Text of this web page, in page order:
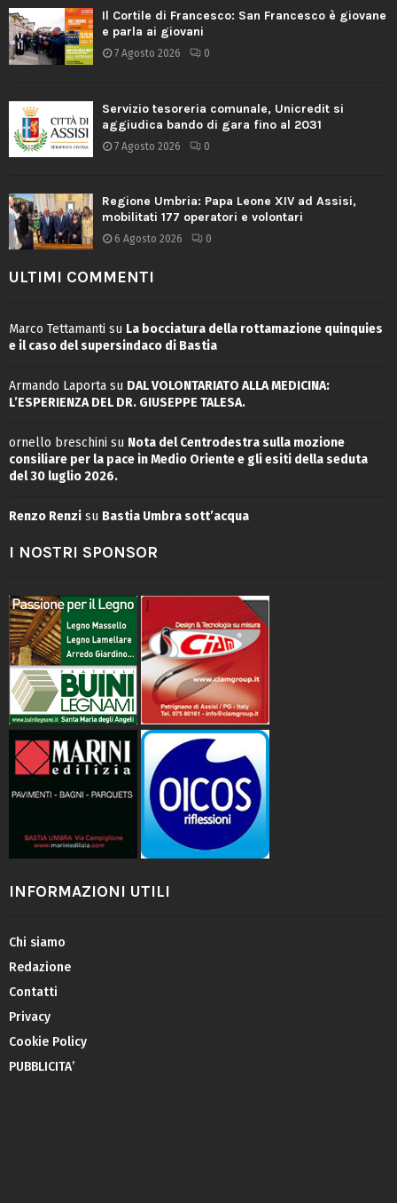
Il Cortile di Francesco: San Francesco è giovane
e parla ai giovani
7 Agosto 2026 0
Servizio tesoreria comunale, Unicredit si
aggiudica bando di gara fino al 2031
7 Agosto 2026 0
Regione Umbria: Papa Leone XIV ad Assisi,
mobilitati 177 operatori e volontari
6 Agosto 2026 0
ULTIMI COMMENTI
Marco Tettamanti su La bocciatura della rottamazione quinquies
e il caso del supersindaco di Bastia
Armando Laporta su DAL VOLONTARIATO ALLA MEDICINA:
L’ESPERIENZA DEL DR. GIUSEPPE TALESA.
ornello breschini su Nota del Centrodestra sulla mozione
consiliare per la pace in Medio Oriente e gli esiti della seduta
del 30 luglio 2026.
Renzo Renzi su Bastia Umbra sott’acqua
I NOSTRI SPONSOR
INFORMAZIONI UTILI
Chi siamo
Redazione
Contatti
Privacy
Cookie Policy
PUBBLICITA’